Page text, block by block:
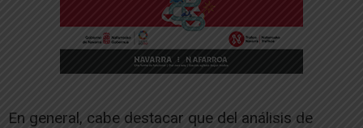
En general, cabe destacar que del análisis de